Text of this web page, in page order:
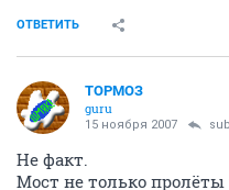
ОТВЕТИТЬ
ТОРМОЗ
guru
15 ноября 2007
Не факт.
Мост не только пролёты